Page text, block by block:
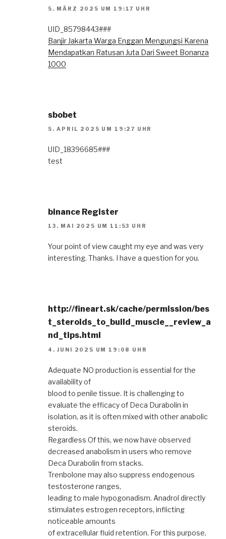
5. MÄRZ 2025 UM 19:17 UHR
UID_85798443###
Banjir Jakarta Warga Enggan Mengungsi Karena
Mendapatkan Ratusan Juta Dari Sweet Bonanza
1000
sbobet
5. APRIL 2025 UM 19:27 UHR
UID_18396685###
test
binance Register
13. MAI 2025 UM 11:53 UHR
Your point of view caught my eye and was very
interesting. Thanks. I have a question for you.
http://fineart.sk/cache/permission/bes
t_steroids_to_build_muscle__review_a
nd_tips.html
4. JUNI 2025 UM 19:08 UHR
Adequate NO production is essential for the
availability of
blood to penile tissue. It is challenging to
evaluate the efficacy of Deca Durabolin in
isolation, as it is often mixed with other anabolic
steroids.
Regardless Of this, we now have observed
decreased anabolism in users who remove
Deca Durabolin from stacks.
Trenbolone may also suppress endogenous
testosterone ranges,
leading to male hypogonadism. Anadrol directly
stimulates estrogen receptors, inflicting
noticeable amounts
of extracellular fluid retention. For this purpose,